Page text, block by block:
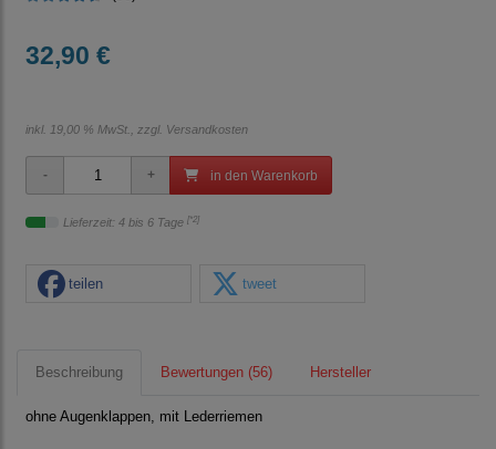
32,90 €
inkl. 19,00 % MwSt., zzgl. Versandkosten
in den Warenkorb
Lieferzeit: 4 bis 6 Tage [*2]
teilen tweet
Beschreibung Bewertungen (56) Hersteller
ohne Augenklappen, mit Lederriemen